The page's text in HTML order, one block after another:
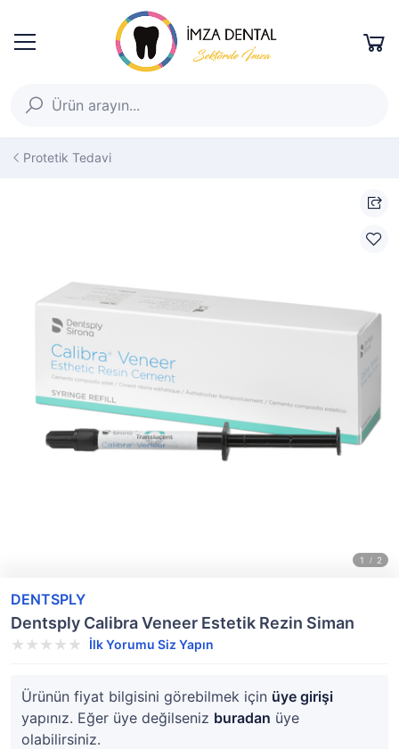
Protetik Tedavi
DENTSPLY
Dentsply Calibra Veneer Estetik Rezin Siman
İlk Yorumu Siz Yapın
Ürünün fiyat bilgisini görebilmek için üye girişi
yapınız. Eğer üye değilseniz buradan üye
olabilirsiniz.